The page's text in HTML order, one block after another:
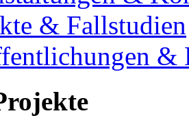
& Fallstudien
&